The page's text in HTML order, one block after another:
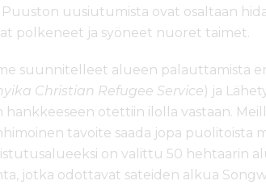
Puuston uusiutumista ovat osaltaan
polkeneet ja syöneet nuoret taimet.
suunnitelleet alueen palauttamista
Christian Refugee Service) ja
hankkeeseen otettiin ilolla vastaan.
tavoite saada jopa puolitoista
on valittu 50 hehtaarin
jotka odottavat sateiden alkua